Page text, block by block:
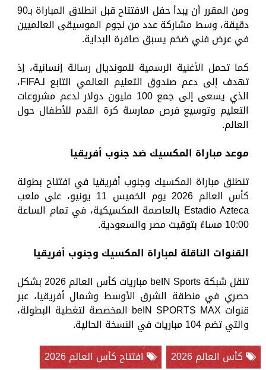
ومن المقرر أن يبدأ حفل الافتتاح قبل انطلاق المباراة بـ90
دقيقة، وسط مشاركة عدد من نجوم الموسيقى العالميين
في عرض فني ضخم يسبق صافرة البداية.
كما تحمل الأغنية الرسمية للمونديال رسالة إنسانية، إذ
تهدف إلى دعم صندوق التعليم العالمي التابع لـFIFA،
الذي يسعى إلى جمع 100 مليون دولار لدعم مشروعات
التعليم وتوسيع فرص ممارسة كرة القدم للأطفال حول
العالم.
موعد مباراة المكسيك ضد جنوب أفريقيا
تنطلق مباراة المكسيك وجنوب أفريقيا في افتتاح بطولة
كأس العالم 2026 يوم الخميس 11 يونيو، على ملعب
Estadio Azteca بالعاصمة المكسيكية، في تمام الساعة
10:00 مساءً بتوقيت مصر والسعودية.
القنوات الناقلة لمباراة المكسيك وجنوب أفريقيا
تنقل شبكة beIN Sports مباريات كأس العالم 2026 بشكل
حصري في منطقة الشرق الأوسط وشمال أفريقيا، عبر
قنوات beIN SPORTS MAX المخصصة لتغطية البطولة،
والتي تضم 104 مباريات في النسخة الحالية.
كأس العالم 2026
افتتاح كأس العالم 2026